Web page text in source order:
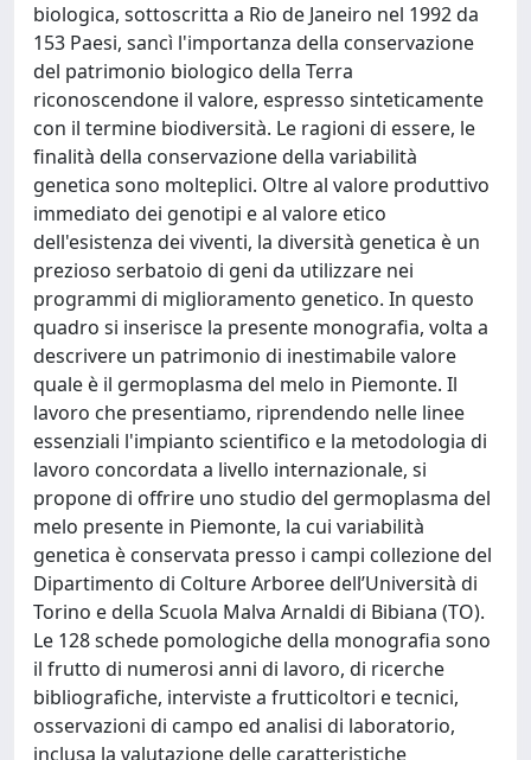
biologica, sottoscritta a Rio de Janeiro nel 1992 da
153 Paesi, sancì l'importanza della conservazione
del patrimonio biologico della Terra
riconoscendone il valore, espresso sinteticamente
con il termine biodiversità. Le ragioni di essere, le
finalità della conservazione della variabilità
genetica sono molteplici. Oltre al valore produttivo
immediato dei genotipi e al valore etico
dell'esistenza dei viventi, la diversità genetica è un
prezioso serbatoio di geni da utilizzare nei
programmi di miglioramento genetico. In questo
quadro si inserisce la presente monografia, volta a
descrivere un patrimonio di inestimabile valore
quale è il germoplasma del melo in Piemonte. Il
lavoro che presentiamo, riprendendo nelle linee
essenziali l'impianto scientifico e la metodologia di
lavoro concordata a livello internazionale, si
propone di offrire uno studio del germoplasma del
melo presente in Piemonte, la cui variabilità
genetica è conservata presso i campi collezione del
Dipartimento di Colture Arboree dell’Università di
Torino e della Scuola Malva Arnaldi di Bibiana (TO).
Le 128 schede pomologiche della monografia sono
il frutto di numerosi anni di lavoro, di ricerche
bibliografiche, interviste a frutticoltori e tecnici,
osservazioni di campo ed analisi di laboratorio,
inclusa la valutazione delle caratteristiche